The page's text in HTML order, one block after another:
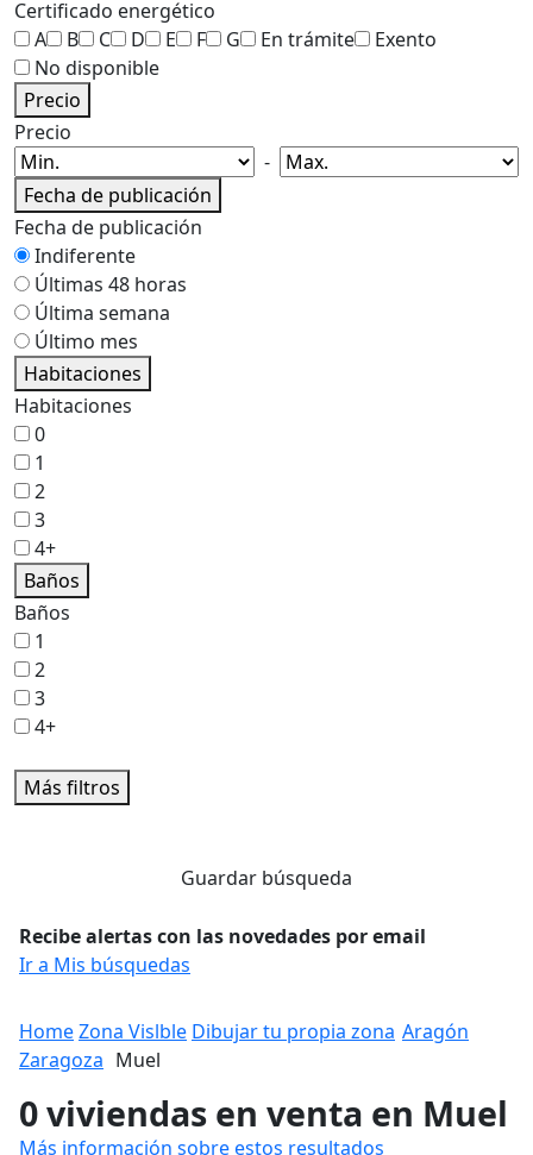
Certificado energético
A
B C D E F G En trámite
Exento
No disponible
Precio
Precio
-
Fecha de publicación
Fecha de publicación
Indiferente
Últimas 48 horas
Última semana
Último mes
Habitaciones
Habitaciones
0
1
2
3
4+
Baños
Baños
1
2
3
4+
Más filtros
Guardar búsqueda
Recibe alertas con las novedades por email
Ir a Mis búsquedas
HomeZona Vislble Dibujar tu propia zona Aragón
Zaragoza Muel
0 viviendas en venta en Muel
Más información sobre estos resultados